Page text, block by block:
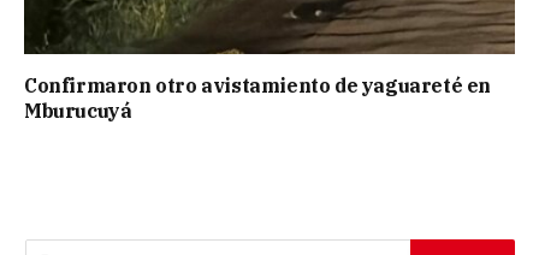
Confirmaron otro avistamiento de yaguareté en
Mburucuyá